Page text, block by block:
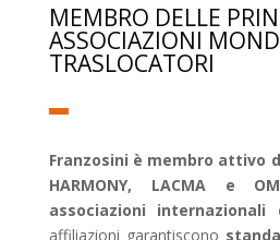
MEMBRO DELLE
ASSOCIAZIONI
TRASLOCATORI
Franzosini è membro attivo di
HARMONY, LACMA e
associazioni
affiliazioni garantiscono